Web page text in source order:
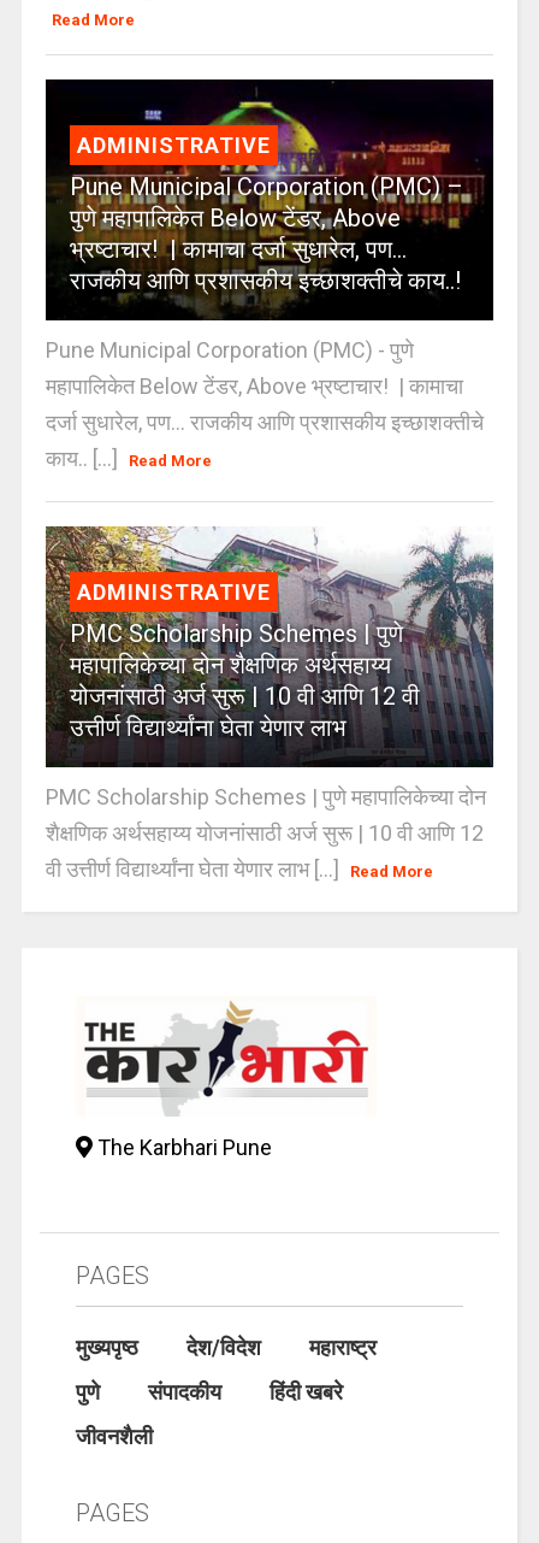
Read More
ADMINISTRATIVE
Pune Municipal Corporation (PMC) –
पुणे महापालिकेत Below टेंडर, Above
भ्रष्टाचार! | कामाचा दर्जा सुधारेल, पण…
राजकीय आणि प्रशासकीय इच्छाशक्तीचे काय..!
Pune Municipal Corporation (PMC) - पुणे
महापालिकेत Below टेंडर, Above भ्रष्टाचार! | कामाचा
दर्जा सुधारेल, पण… राजकीय आणि प्रशासकीय इच्छाशक्तीचे
काय.. [...]
Read More
ADMINISTRATIVE
PMC Scholarship Schemes | पुणे
महापालिकेच्या दोन शैक्षणिक अर्थसहाय्य
योजनांसाठी अर्ज सुरू | 10 वी आणि 12 वी
उत्तीर्ण विद्यार्थ्यांना घेता येणार लाभ
PMC Scholarship Schemes | पुणे महापालिकेच्या दोन
शैक्षणिक अर्थसहाय्य योजनांसाठी अर्ज सुरू | 10 वी आणि 12
वी उत्तीर्ण विद्यार्थ्यांना घेता येणार लाभ [...]
Read More
The Karbhari Pune
PAGES
मुख्यपृष्ठ देश/विदेश
महाराष्ट्र
पुणे
संपादकीय
हिंदी खबरे
जीवनशैली
PAGES